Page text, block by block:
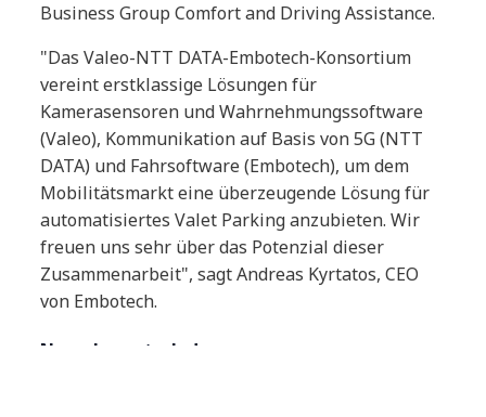
Business Group Comfort and Driving Assistance.
"Das Valeo-NTT DATA-Embotech-Konsortium
vereint erstklassige Lösungen für
Kamerasensoren und Wahrnehmungssoftware
(Valeo), Kommunikation auf Basis von 5G (NTT
DATA) und Fahrsoftware (Embotech), um dem
Mobilitätsmarkt eine überzeugende Lösung für
automatisiertes Valet Parking anzubieten. Wir
freuen uns sehr über das Potenzial dieser
Zusammenarbeit", sagt Andreas Kyrtatos, CEO
von Embotech.
News herunterladen